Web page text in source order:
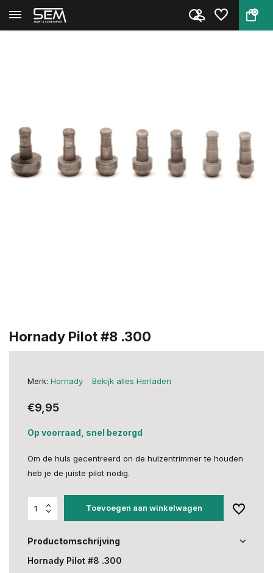
0
Terug Home
Hornady Pilot #8 .300
Merk: Hornady Bekijk alles Herladen
€9,95
Op voorraad, snel bezorgd
Om de huls gecentreerd on de hulzentrimmer te houden
heb je de juiste pilot nodig.
Toevoegen aan winkelwagen
Productomschrijving
Hornady Pilot #8 .300